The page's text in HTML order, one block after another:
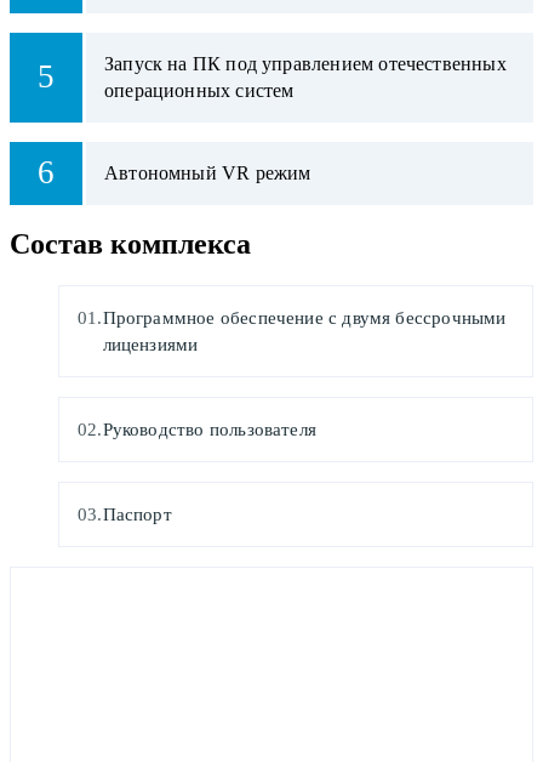
5
Запуск на ПК под управлением отечественных
операционных систем
6 Автономный VR режим
Состав комплекса
Программное обеспечение с двумя бессрочными
лицензиями
Руководство пользователя
Паспорт